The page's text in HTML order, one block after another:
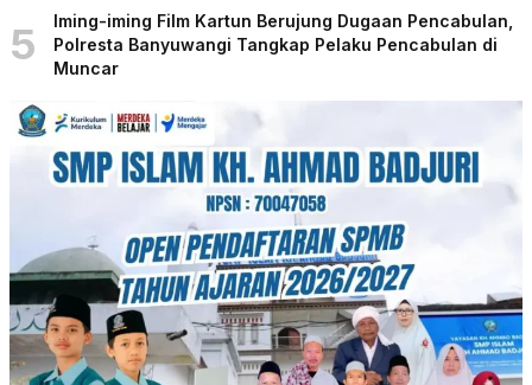
5
Iming-iming Film Kartun Berujung Dugaan Pencabulan,
Polresta Banyuwangi Tangkap Pelaku Pencabulan di
Muncar